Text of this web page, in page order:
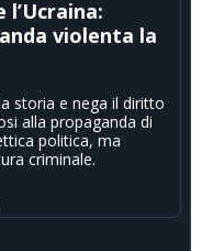
violenta la
storia e nega il diritto
alla propaganda di
politica, ma
criminale.